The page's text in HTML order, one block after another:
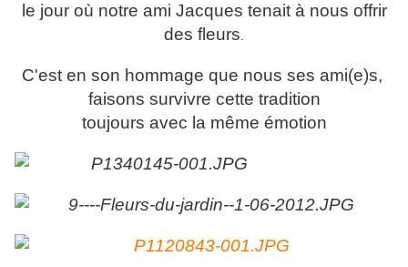
le jour où notre ami Jacques tenait à nous offrir
des fleurs
C'est en son hommage que nous ses ami(e)s,
faisons survivre cette tradition
toujours avec la même émotion